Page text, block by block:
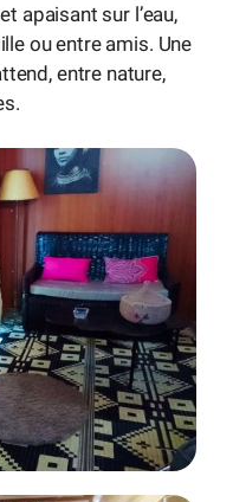
apaisant sur l’eau,
ou entre amis. Une
entre nature,